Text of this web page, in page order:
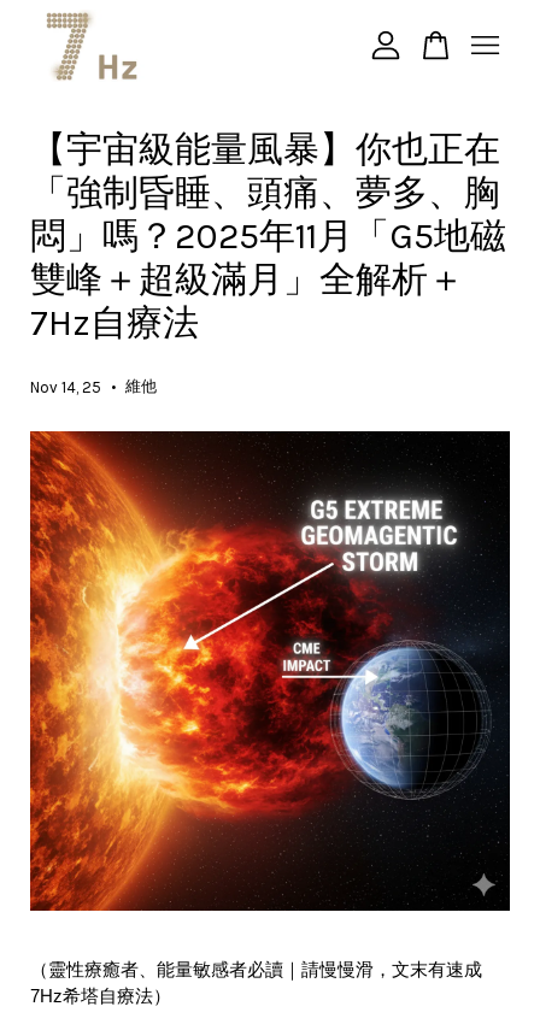
【宇宙級能量風暴】你也正在
「強制昏睡、頭痛、夢多、胸
悶」嗎？2025年11月「G5地磁
雙峰＋超級滿月」全解析＋
7Hz自療法
Nov 14, 25 • 維他
（靈性療癒者、能量敏感者必讀｜請慢慢滑，文末有速成
7Hz希塔自療法）
您的購物車目前還是空的。
繼續購物